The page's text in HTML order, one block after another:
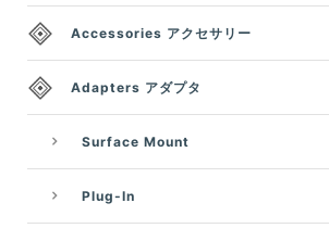
Accessories アクセサリー
Adapters アダプタ
Surface Mount
Plug-In